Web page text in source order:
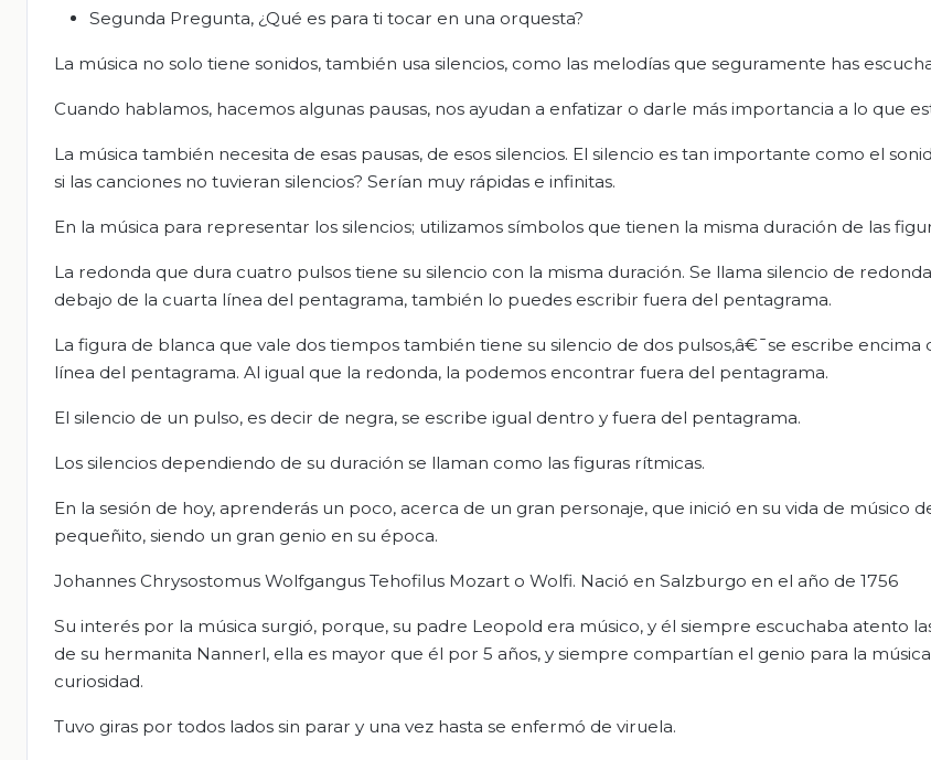
Segunda Pregunta, ¿Qué es para ti tocar en una orquesta?
La música no solo tiene sonidos, también usa silencios, como las melodías que seguramente has
Cuando hablamos, hacemos algunas pausas, nos ayudan a enfatizar o darle más importancia a lo que
La música también necesita de esas pausas, de esos silencios. El silencio es tan importante como el
si las canciones no tuvieran silencios? Serían muy rápidas e infinitas.
En la música para representar los silencios; utilizamos símbolos que tienen la misma duración de las
La redonda que dura cuatro pulsos tiene su silencio con la misma duración. Se llama silencio de
debajo de la cuarta línea del pentagrama, también lo puedes escribir fuera del pentagrama.
La figura de blanca que vale dos tiempos también tiene su silencio de dos pulsos,â€¯se escribe encima
línea del pentagrama. Al igual que la redonda, la podemos encontrar fuera del pentagrama.
El silencio de un pulso, es decir de negra, se escribe igual dentro y fuera del pentagrama.
Los silencios dependiendo de su duración se llaman como las figuras rítmicas.
En la sesión de hoy, aprenderás un poco, acerca de un gran personaje, que inició en su vida de músico
pequeñito, siendo un gran genio en su época.
Johannes Chrysostomus Wolfgangus Tehofilus Mozart o Wolfi. Nació en Salzburgo en el año de 1756
Su interés por la música surgió, porque, su padre Leopold era músico, y él siempre escuchaba atento
de su hermanita Nannerl, ella es mayor que él por 5 años, y siempre compartían el genio para la
curiosidad.
Tuvo giras por todos lados sin parar y una vez hasta se enfermó de viruela.